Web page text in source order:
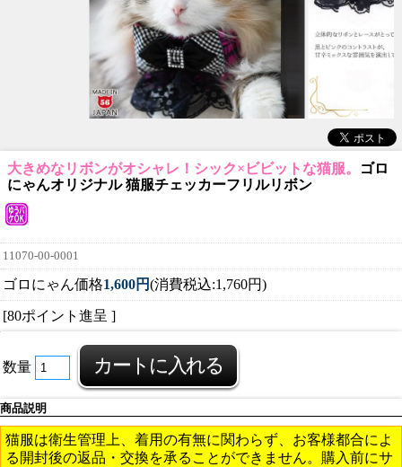
大きめなリボンがオシャレ！シック×ビビットな猫服。
ゴロ
にゃんオリジナル 猫服チェッカーフリルリボン
11070-00-0001
ゴロにゃん価格1,600円(消費税込:1,760円)
[80ポイント進呈 ]
数量
商品説明
猫服は衛生管理上、着用の有無に関わらず、お客様都合によ
る開封後の返品・交換を承ることができません。購入前にサ